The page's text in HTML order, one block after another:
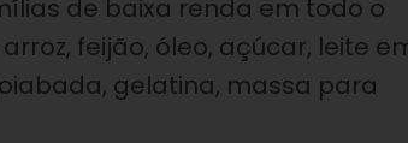
de baixa renda em todo o
feijão, óleo, açúcar, leite
gelatina, massa para